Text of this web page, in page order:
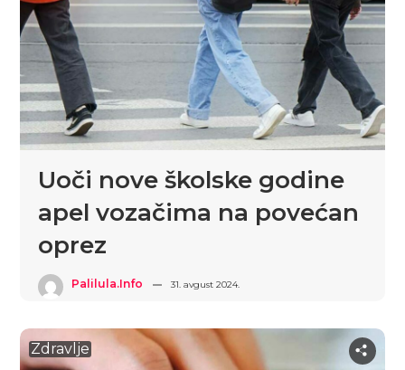
Uoči nove školske godine
apel vozačima na povećan
oprez
Palilula.info 31. avgust 2024.
Zdravlje